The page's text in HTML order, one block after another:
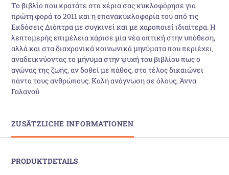
Το βιβλίο που κρατάτε στα χέρια σας κυκλοφόρησε για
πρώτη φορά το 2011 και η επανακυκλοφορία του από τις
Εκδόσεις Διόπτρα με συγκινεί και με χαροποιεί ιδιαίτερα. Η
λεπτομερής επιμέλεια χάρισε μία νέα οπτική στην υπόθεση,
αλλά και στα διαχρονικά κοινωνικά μηνύματα που περιέχει,
αναδεικνύοντας το μήνυμα στην ψυχή του βιβλίου πως ο
αγώνας της ζωής, αν δοθεί με πάθος, στο τέλος δικαιώνει
πάντα τους ανθρώπους. Καλή ανάγνωση σε όλους, Άννα
Γαλανού
ZUSÄTZLICHE INFORMATIONEN
PRODUKTDETAILS